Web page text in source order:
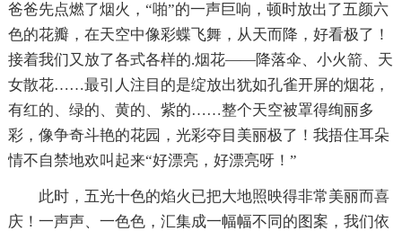
爸爸先点燃了烟火，“啪”的一声巨响，顿时放出了五颜六
色的花瓣，在天空中像彩蝶飞舞，从天而降，好看极了！
接着我们又放了各式各样的.烟花——降落伞、小火箭、天
女散花……最引人注目的是绽放出犹如孔雀开屏的烟花，
有红的、绿的、黄的、紫的……整个天空被罩得绚丽多
彩，像争奇斗艳的花园，光彩夺目美丽极了！我捂住耳朵
情不自禁地欢叫起来“好漂亮，好漂亮呀！”
此时，五光十色的焰火已把大地照映得非常美丽而喜
庆！一声声、一色色，汇集成一幅幅不同的图案，我们依